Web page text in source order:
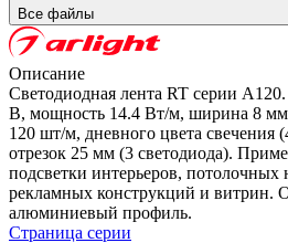
Все файлы
Описание
Светодиодная лента RT серии
В, мощность 14.4 Вт/м, ширина 8
120 шт/м, дневного цвета
отрезок 25 мм (3 светодиода).
подсветки интерьеров, потолочных
рекламных конструкций и витрин.
алюминиевый профиль.
Страница серии